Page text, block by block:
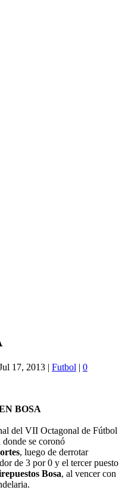
17, 2013 | Futbol | 0
BOSA
del VII Octagonal de Fútbol
se coronó
, luego de derrotar
de 3 por 0 y el tercer puesto
Bosa, al vencer con